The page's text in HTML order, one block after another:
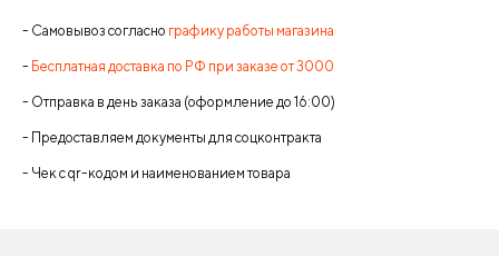
- Самовывоз согласно графику работы магазина
- Бесплатная доставка по РФ при заказе от 3000
- Отправка в день заказа (оформление до 16:00)
- Предоставляем документы для соцконтракта
- Чек с qr-кодом и наименованием товара